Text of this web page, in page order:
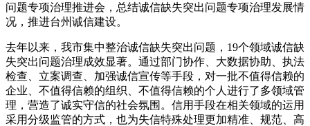
问题专项治理推进会，总结诚信缺失突出问题专项治理发展情
况，推进台州诚信建设。
去年以来，我市集中整治诚信缺失突出问题，19个领域诚信缺
失突出问题治理成效显著。通过部门协作、大数据协助、执法
检查、立案调查、加强诚信宣传等手段，对一批不值得信赖的
企业、不值得信赖的组织、不值得信赖的个人进行了多领域管
理，营造了诚实守信的社会氛围。信用手段在相关领域的运用
采用分级监管的方式，也为失信特殊处理更加精准、规范、高